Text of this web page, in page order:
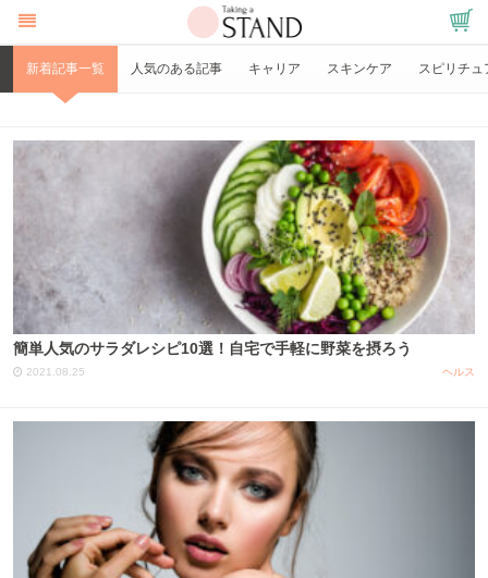
新着記事一覧 人気のある記事 キャリア スキンケア スピリチュ
簡単人気のサラダレシピ10選！自宅で手軽に野菜を摂ろう
2021.08.25 ヘルス